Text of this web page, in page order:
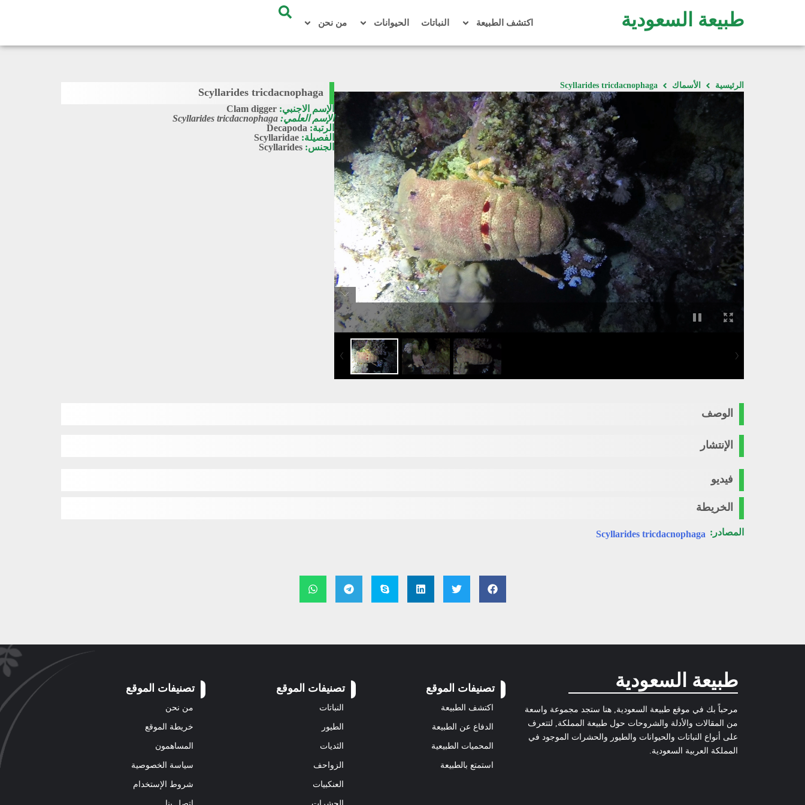
طبيعة السعودية اكتشف الطبيعة النباتات الحيوانات من نحن
الرئيسية الأسماك Scyllarides tricdacnophaga
Scyllarides tricdacnophaga
الإسم الاجنبي: Clam digger
الإسم العلمي: Scyllarides tricdacnophaga
الرتبة: Decapoda
الفصيلة: Scyllaridae
الجنس: Scyllarides
الوصف
الإنتشار
فيديو
الخريطة
المصادر: Scyllarides tricdacnophaga
طبيعة السعودية
مرحباً بك في موقع طبيعة السعودية, هنا ستجد مجموعة واسعة
من المقالات والأدلة والشروحات حول طبيعة المملكة, لتتعرف
على أنواع النباتات والحيوانات والطيور والحشرات الموجود في
المملكة العربية السعودية.
تصنيفات الموقع
اكتشف الطبيعة
الدفاع عن الطبيعة
المحميات الطبيعية
استمتع بالطبيعة
تصنيفات الموقع
النباتات
الطيور
الثديات
الزواحف
العنكبيات
تصنيفات الموقع
من نحن
خريطة الموقع
المساهمون
سياسة الخصوصية
شروط الإستخدام